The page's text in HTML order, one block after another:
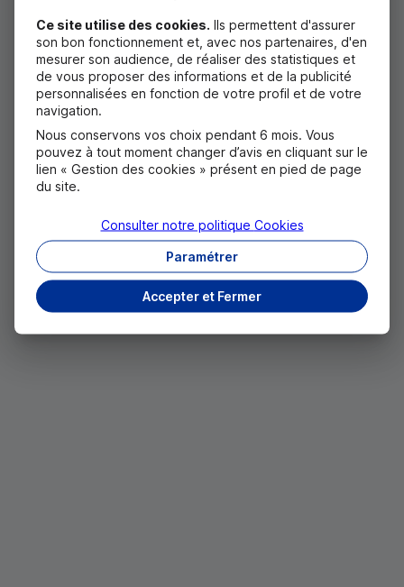
Ce site utilise des cookies. Ils permettent d'assurer
son bon fonctionnement et, avec nos partenaires, d'en
mesurer son audience, de réaliser des statistiques et
de vous proposer des informations et de la publicité
personnalisées en fonction de votre profil et de votre
navigation.
Nous conservons vos choix pendant 6 mois. Vous
pouvez à tout moment changer d’avis en cliquant sur le
lien « Gestion des cookies » présent en pied de page
du site.
Accepter et Fermer
Paramétrer
Consulter notre politique Cookies